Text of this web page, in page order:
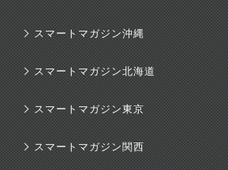
スマートマガジン沖縄
スマートマガジン北海道
スマートマガジン東京
スマートマガジン関西